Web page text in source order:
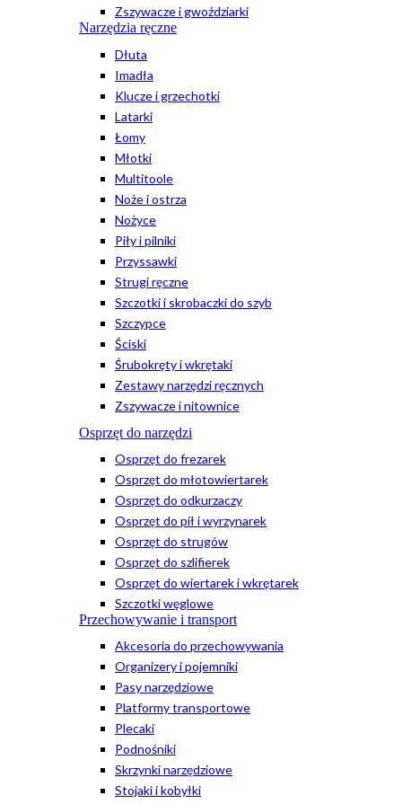
Zszywacze i gwoździarki
Narzędzia ręczne
Dłuta
Imadła
Klucze i grzechotki
Latarki
Łomy
Młotki
Multitoole
Noże i ostrza
Nożyce
Piły i pilniki
Przyssawki
Strugi ręczne
Szczotki i skrobaczki do szyb
Szczypce
Ściski
Śrubokręty i wkrętaki
Zestawy narzędzi ręcznych
Zszywacze i nitownice
Osprzęt do narzędzi
Osprzęt do frezarek
Osprzęt do młotowiertarek
Osprzęt do odkurzaczy
Osprzęt do pił i wyrzynarek
Osprzęt do strugów
Osprzęt do szlifierek
Osprzęt do wiertarek i wkrętarek
Szczotki węglowe
Przechowywanie i transport
Akcesoria do przechowywania
Organizery i pojemniki
Pasy narzędziowe
Platformy transportowe
Plecaki
Podnośniki
Skrzynki narzędziowe
Stojaki i kobyłki